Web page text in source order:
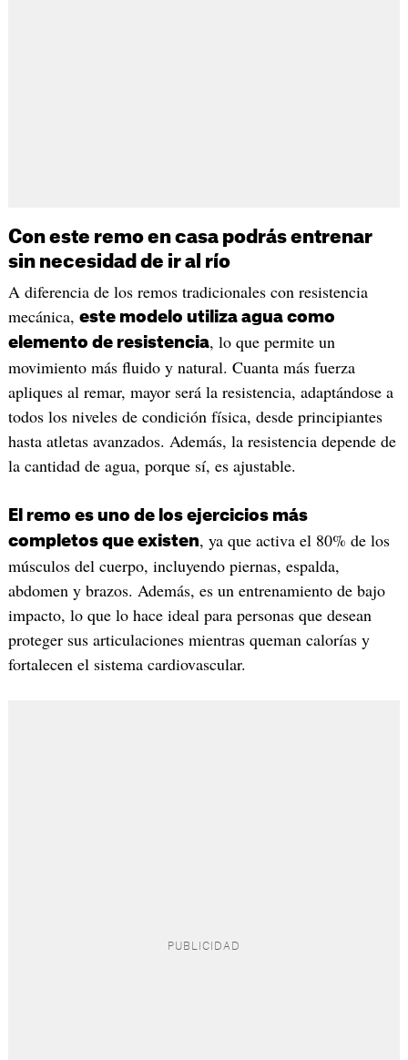
Con este remo en casa podrás entrenar
sin necesidad de ir al río
A diferencia de los remos tradicionales con resistencia
mecánica, este modelo utiliza agua como
elemento de resistencia, lo que permite un
movimiento más fluido y natural. Cuanta más fuerza
apliques al remar, mayor será la resistencia, adaptándose a
todos los niveles de condición física, desde principiantes
hasta atletas avanzados. Además, la resistencia depende de
la cantidad de agua, porque sí, es ajustable.
El remo es uno de los ejercicios más
completos que existen, ya que activa el 80% de los
músculos del cuerpo, incluyendo piernas, espalda,
abdomen y brazos. Además, es un entrenamiento de bajo
impacto, lo que lo hace ideal para personas que desean
proteger sus articulaciones mientras queman calorías y
fortalecen el sistema cardiovascular.